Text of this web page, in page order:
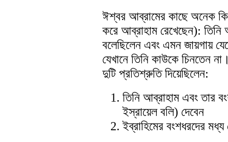
ঈশ্বর আব্রামের কাছে অনেক
করে আব্রাহাম রেখেছেন): তিনি
বলেছিলেন এবং এমন জায়গায়
যেখানে তিনি কাউকে চিনতেন
দুটি প্রতিশ্রুতি দিয়েছিলেন:
তিনি আব্রাহাম এবং তার
ইস্রায়েল বলি) দেবেন
ইব্রাহিমের বংশধরদের